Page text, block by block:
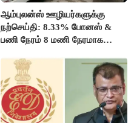
ஆம்புலன்ஸ் ஊழியர்களுக்கு
நற்செய்தி: 8.33% போனஸ் &
பணி நேரம் 8 மணி நேரமாக